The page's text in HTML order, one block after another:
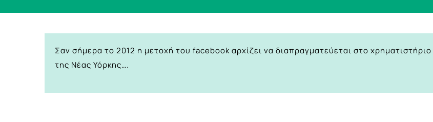
Σαν σήμερα το 2012 η μετοχή του facebook αρχίζει να διαπραγματεύεται στο χρηματιστήριο
της Νέας Υόρκης….